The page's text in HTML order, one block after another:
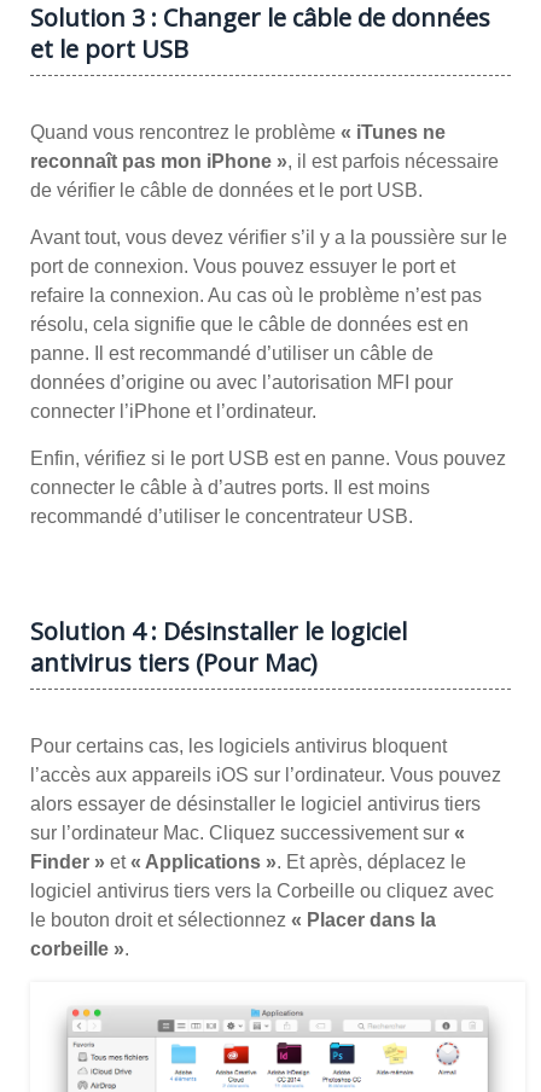
Solution 3 : Changer le câble de données
et le port USB
Quand vous rencontrez le problème « iTunes ne
reconnaît pas mon iPhone », il est parfois nécessaire
de vérifier le câble de données et le port USB.
Avant tout, vous devez vérifier s’il y a la poussière sur le
port de connexion. Vous pouvez essuyer le port et
refaire la connexion. Au cas où le problème n’est pas
résolu, cela signifie que le câble de données est en
panne. Il est recommandé d’utiliser un câble de
données d’origine ou avec l’autorisation MFI pour
connecter l’iPhone et l’ordinateur.
Enfin, vérifiez si le port USB est en panne. Vous pouvez
connecter le câble à d’autres ports. Il est moins
recommandé d’utiliser le concentrateur USB.
Solution 4 : Désinstaller le logiciel
antivirus tiers (Pour Mac)
Pour certains cas, les logiciels antivirus bloquent
l’accès aux appareils iOS sur l’ordinateur. Vous pouvez
alors essayer de désinstaller le logiciel antivirus tiers
sur l’ordinateur Mac. Cliquez successivement sur «
Finder » et« Applications ». Et après, déplacez le
logiciel antivirus tiers vers la Corbeille ou cliquez avec
le bouton droit et sélectionnez « Placer dans la
corbeille ».